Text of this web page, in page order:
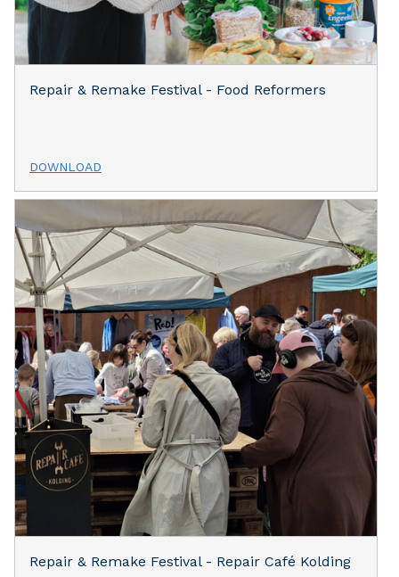
Repair & Remake Festival - Food Reformers
DOWNLOAD
Repair & Remake Festival - Repair Café Kolding